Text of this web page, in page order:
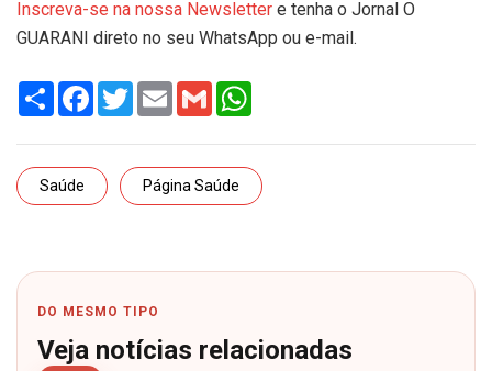
Inscreva-se na nossa Newsletter e tenha o Jornal O
GUARANI direto no seu WhatsApp ou e-mail.
Share Facebook
TwitterEmail Gmail
Saúde Página Saúde
DO MESMO TIPO
Veja notícias relacionadas